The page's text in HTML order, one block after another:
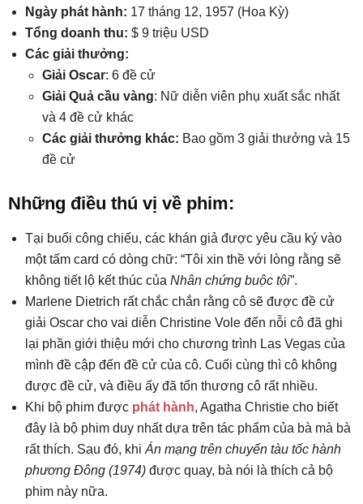
Ngày phát hành: 17 tháng 12, 1957 (Hoa Kỳ)
Tổng doanh thu: $ 9 triệu USD
Các giải thưởng:
Giải Oscar: 6 đề cử
Giải Quả cầu vàng: Nữ diễn viên phụ xuất sắc nhất
và 4 đề cử khác
Các giải thưởng khác: Bao gồm 3 giải thưởng và 15
đề cử
Những điều thú vị về phim:
Tại buổi công chiếu, các khán giả được yêu cầu ký vào
một tấm card có dòng chữ: “Tôi xin thề với lòng rằng sẽ
không tiết lộ kết thúc của Nhân chứng buộc tội”.
Marlene Dietrich rất chắc chắn rằng cô sẽ được đề cử
giải Oscar cho vai diễn Christine Vole đến nỗi cô đã ghi
lại phần giới thiệu mới cho chương trình Las Vegas của
mình đề cập đến đề cử của cô. Cuối cùng thì cô không
được đề cử, và điều ấy đã tổn thương cô rất nhiều.
Khi bộ phim được phát hành, Agatha Christie cho biết
đây là bộ phim duy nhất dựa trên tác phẩm của bà mà bà
rất thích. Sau đó, khi Án mạng trên chuyến tàu tốc hành
phương Đông (1974) được quay, bà nói là thích cả bộ
phim này nữa.